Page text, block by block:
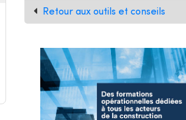
Retour aux outils et conseils